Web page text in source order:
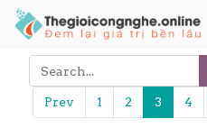
Prev 1 2 3 4